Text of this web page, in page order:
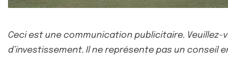
Ceci est une communication publicitaire.
d’investissement. Il ne représente pas un